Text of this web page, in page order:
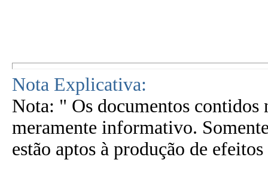
Nota Explicativa:
Nota: " Os documentos contidos
meramente informativo.
estão aptos à produção de